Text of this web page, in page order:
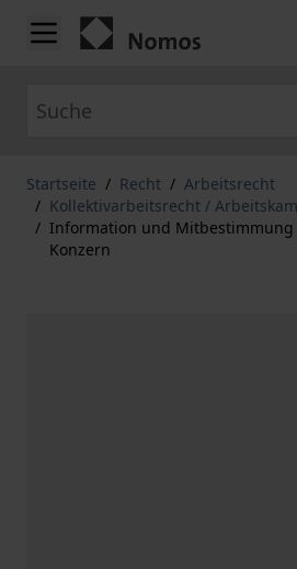
Zum Inhalt springen
Startseite / Recht / Arbeitsrecht
/ Kollektivarbeitsrecht /
/ Information und
Konzern